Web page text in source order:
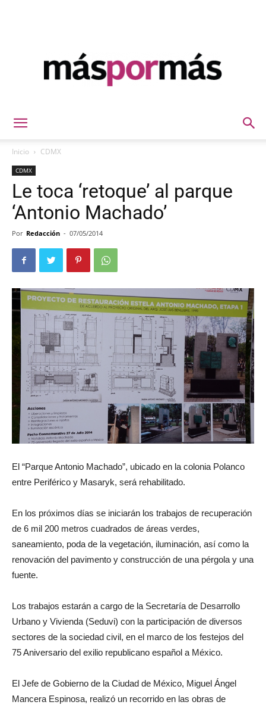
Inicio CDMX
CDMX
Le toca ‘retoque’ al parque
‘Antonio Machado’
Por Redacción - 07/05/2014
El “Parque Antonio Machado”, ubicado en la colonia Polanco
entre Periférico y Masaryk, será rehabilitado.
En los próximos días se iniciarán los trabajos de recuperación
de 6 mil 200 metros cuadrados de áreas verdes,
saneamiento, poda de la vegetación, iluminación, así como la
renovación del pavimento y construcción de una pérgola y una
fuente.
Los trabajos estarán a cargo de la Secretaría de Desarrollo
Urbano y Vivienda (Seduvi) con la participación de diversos
sectores de la sociedad civil, en el marco de los festejos del
75 Aniversario del exilio republicano español a México.
El Jefe de Gobierno de la Ciudad de México, Miguel Ángel
Mancera Espinosa, realizó un recorrido en las obras de